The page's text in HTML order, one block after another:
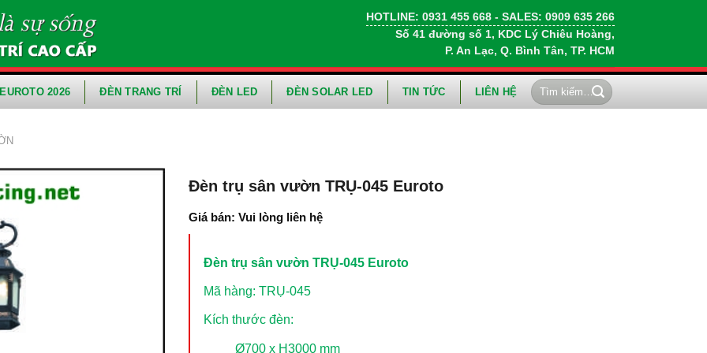
HOTLINE: 0931 455 668 - SALES: 0909 635 266
Số 41 đường số 1, KDC Lý Chiêu Hoàng,
P. An Lạc, Q. Bình Tân, TP. HCM
2026 ĐÈN TRANG TRÍ ĐÈN LED ĐÈN SOLAR LED TIN TỨC LIÊN HỆ
Tìm
kiếm:
Đèn trụ sân vườn TRỤ-045 Euroto
Giá bán: Vui lòng liên hệ
Đèn trụ sân vườn TRỤ-045 Euroto
Mã hàng: TRỤ-045
Kích thước đèn:
Ø700 x H3000 mm